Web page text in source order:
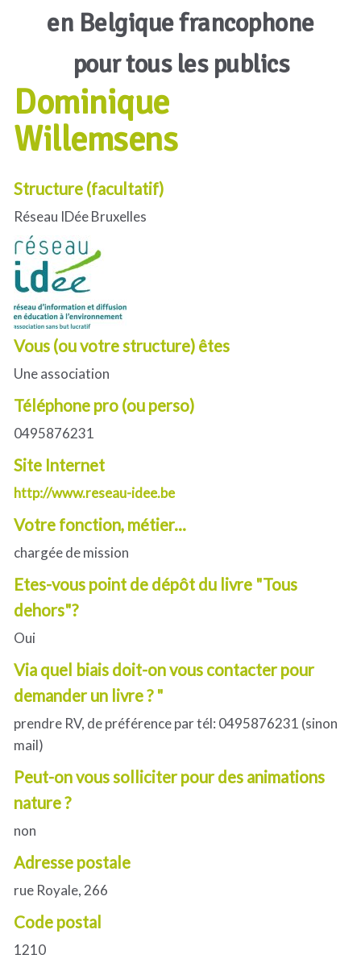
en Belgique francophone
pour tous les publics
Dominique
Willemsens
Structure (facultatif)
Réseau IDée Bruxelles
Vous (ou votre structure) êtes
Une association
Téléphone pro (ou perso)
0495876231
Site Internet
http://www.reseau-idee.be
Votre fonction, métier...
chargée de mission
Etes-vous point de dépôt du livre "Tous
dehors"?
Oui
Via quel biais doit-on vous contacter pour
demander un livre ? "
prendre RV, de préférence par tél: 0495876231 (sinon
mail)
Peut-on vous solliciter pour des animations
nature ?
non
Adresse postale
rue Royale, 266
Code postal
1210